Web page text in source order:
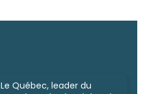
Le Québec, leader du